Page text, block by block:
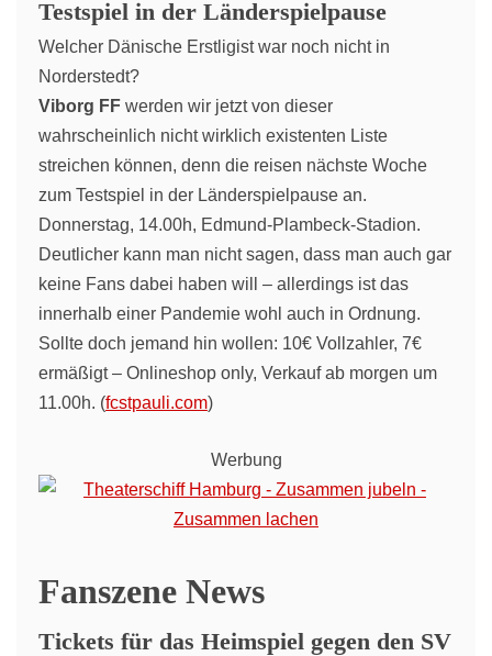
Testspiel in der Länderspielpause
Welcher Dänische Erstligist war noch nicht in
Norderstedt?
Viborg FF werden wir jetzt von dieser
wahrscheinlich nicht wirklich existenten Liste
streichen können, denn die reisen nächste Woche
zum Testspiel in der Länderspielpause an.
Donnerstag, 14.00h, Edmund-Plambeck-Stadion.
Deutlicher kann man nicht sagen, dass man auch gar
keine Fans dabei haben will – allerdings ist das
innerhalb einer Pandemie wohl auch in Ordnung.
Sollte doch jemand hin wollen: 10€ Vollzahler, 7€
ermäßigt – Onlineshop only, Verkauf ab morgen um
11.00h. (fcstpauli.com)
Werbung
Fanszene News
Tickets für das Heimspiel gegen den SV